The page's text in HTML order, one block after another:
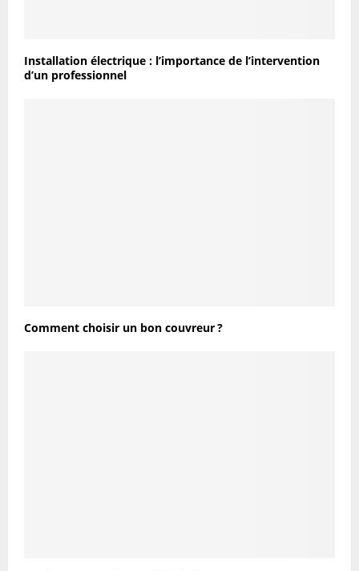
Installation électrique : l’importance de l’intervention
d’un professionnel
Comment choisir un bon couvreur ?